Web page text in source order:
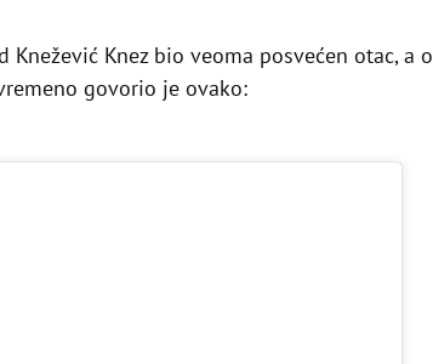
Knez bio veoma posvećen otac, a o
govorio je ovako: